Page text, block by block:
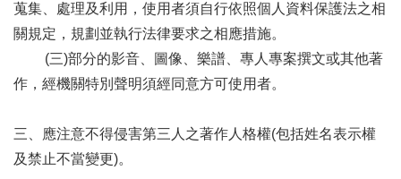
蒐集、處理及利用，使用者須自行依照個人資料保護法之相
關規定，規劃並執行法律要求之相應措施。
(三)部分的影音、圖像、樂譜、專人專案撰文或其他著
作，經機關特別聲明須經同意方可使用者。
三、應注意不得侵害第三人之著作人格權(包括姓名表示權
及禁止不當變更)。